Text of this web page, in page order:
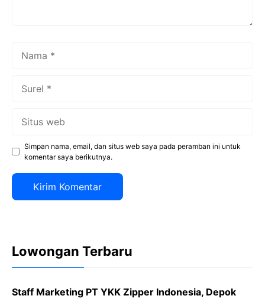
Simpan nama, email, dan situs web saya pada peramban ini untuk
komentar saya berikutnya.
Lowongan Terbaru
Staff Marketing PT YKK Zipper Indonesia, Depok